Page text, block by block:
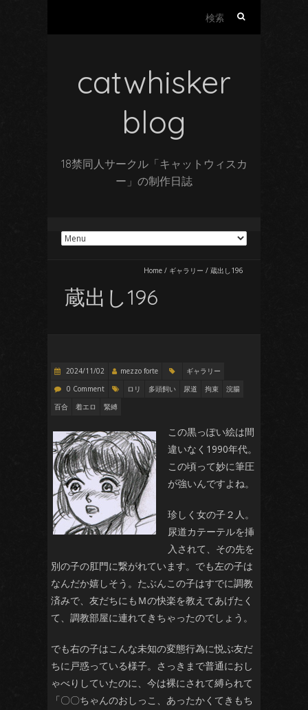
catwhisker
blog
18禁同人サークル「キャットウィスカ
ー」の制作日誌
Home / ギャラリー / 蔵出し196
蔵出し196
2024/11/02 mezzo forte
ギャラリー
0 Comment
ロリ 多頭飼い 尿道 拘束
浣腸
百合
着エロ 緊縛
この黒っぽい絵は間
違いなく1990年代。
この頃って妙に筆圧
が強いんですよね。
珍しく女の子２人。
尿道カテーテルを挿
入されて、その先を
別の子の肛門に繋がれています。でも左の子は
なんだか嬉しそう。たぶんこの子はすでに調教
済みで、友だちにもＭの快楽を教えてあげたく
て、調教部屋に連れてきちゃったのでしょう。
でも右の子はこんな未知の変態行為に悦ぶ友だ
ちに戸惑っている様子。さっきまで普通におし
ゃべりしていたのに、今は裸にされて縛られて
「〇〇ちゃんのおしっこ、あったかくてきもち